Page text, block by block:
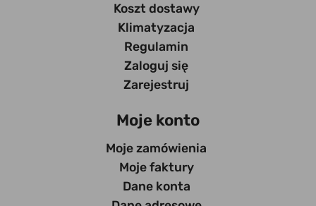
Koszt dostawy
Klimatyzacja
Regulamin
Zaloguj się
Zarejestruj
Moje konto
Moje zamówienia
Moje faktury
Dane konta